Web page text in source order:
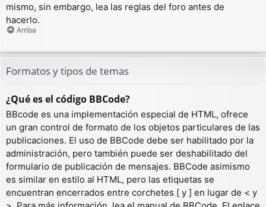
mismo, sin embargo, lea las reglas del foro antes de
hacerlo.
Arriba
Formatos y tipos de temas
¿Qué es el código BBCode?
BBcode es una implementación especial de HTML, ofrece
un gran control de formato de los objetos particulares de las
publicaciones. El uso de BBCode debe ser habilitado por la
administración, pero también puede ser deshabilitado del
formulario de publicación de mensajes. BBCode asimismo
es similar en estilo al HTML, pero las etiquetas se
encuentran encerrados entre corchetes [ y ] en lugar de < y